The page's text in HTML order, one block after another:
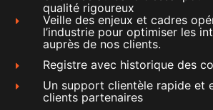
qualité rigoureux
Veille des enjeux et cadres
l’industrie pour optimiser les
auprès de nos clients.
Registre avec historique des
Un support clientèle rapide et
clients partenaires